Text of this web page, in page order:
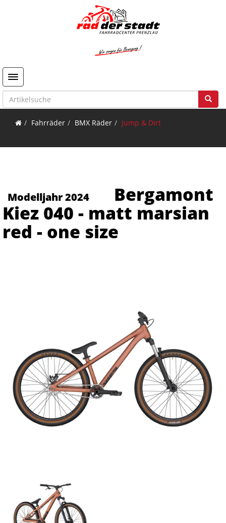
Toggle navigation
Fahrräder BMX Räder Jump & Dirt
Modelljahr 2024
Bergamont
Kiez 040 - matt marsian
red - one size